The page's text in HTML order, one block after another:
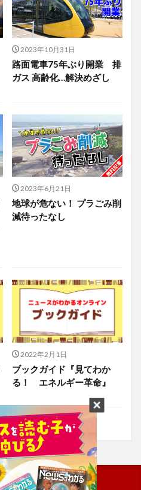
2023年10月31日
路面電車75年ぶり開業 排
ガス 高齢化…解決めざし
2023年6月21日
地球が危ない！ プラごみ削
減待ったなし
2022年2月1日
ブックガイド『見てわか
る！ エネルギー革命』